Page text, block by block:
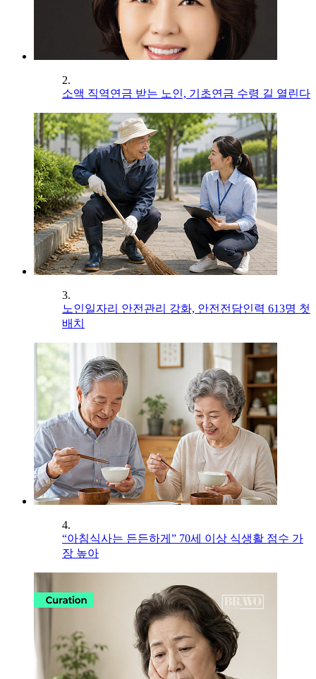
2.
소액 직역연금 받는 노인, 기초연금 수령 길 열린다
3.
노인일자리 안전관리 강화, 안전전담인력 613명 첫
배치
4.
“아침식사는 든든하게” 70세 이상 식생활 점수 가
장 높아